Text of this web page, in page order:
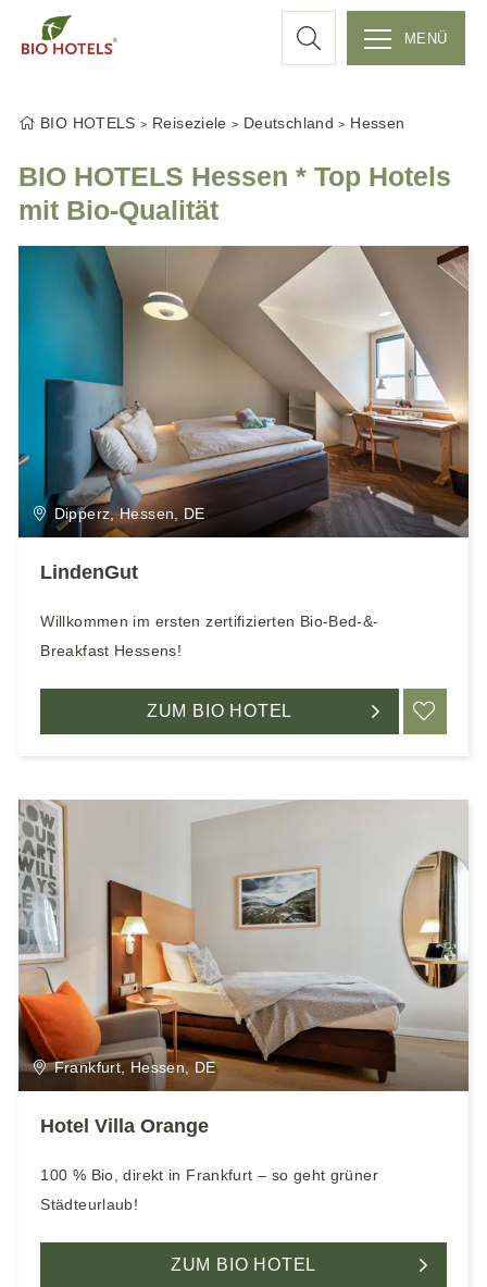
MENÜ
BIO HOTELS Reiseziele Deutschland Hessen
BIO HOTELS Hessen * Top Hotels
mit Bio-Qualität
Dipperz, Hessen, DE
LindenGut
Willkommen im ersten zertifizierten Bio-Bed-&-
Breakfast Hessens!
ZUM BIO HOTEL
Frankfurt, Hessen, DE
Hotel Villa Orange
100 % Bio, direkt in Frankfurt – so geht grüner
Städteurlaub!
ZUM BIO HOTEL